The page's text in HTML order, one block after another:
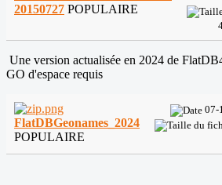
20150727 POPULAIRE
Une version actualisée en 2024 de
GO d'espace requis
FlatDBGeonames_2024
POPULAIRE
07-